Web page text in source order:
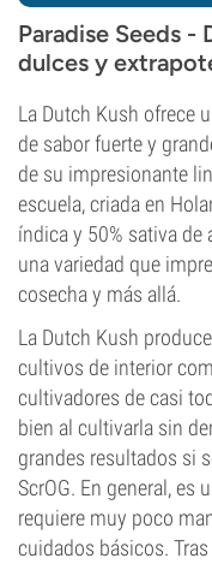
Paradise Seeds -
dulces y
La Dutch Kush ofrece
de sabor fuerte y
de su impresionante
escuela, criada en
índica y 50% sativa de
una variedad que
cosecha y más allá.
La Dutch Kush
cultivos de interior
cultivadores de casi
bien al cultivarla sin
grandes resultados si
ScrOG. En general, es
requiere muy poco
cuidados básicos.